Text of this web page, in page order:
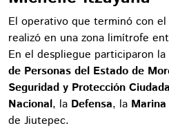
El operativo que terminó con
realizó en una zona limítrofe
En el despliegue participaron la
de Personas del Estado de
Seguridad y Protección
Nacional, la Defensa, la Marina
de Jiutepec.